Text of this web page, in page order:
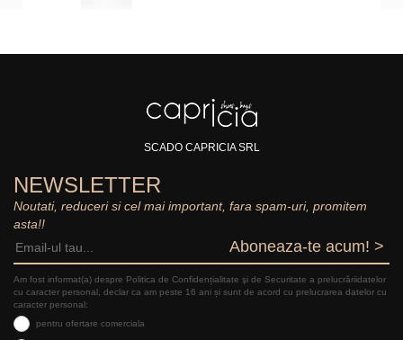
SCADO CAPRICIA SRL
NEWSLETTER
Noutati, reduceri si cel mai important, fara spam-uri, promitem
asta!!
Aboneaza-te acum! >
Am fost informat(a) despre Politica de Confidențialitate şi de Securitate a prelucrăriidatelor
cu caracter personal, declar ca am peste 16 ani și sunt de acord cu prelucrarea datelor cu
caracter personal:
pentru ofertare comerciala